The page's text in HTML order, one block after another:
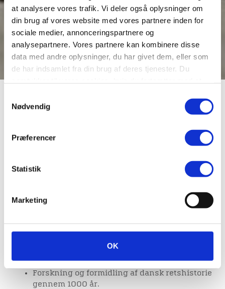
at analysere vores trafik. Vi deler også oplysninger om
din brug af vores website med vores partnere inden for
sociale medier, annonceringspartnere og
analysepartnere. Vores partnere kan kombinere disse
data med andre oplysninger, du har givet dem, eller som
de har indsamlet fra din brug af deres tjenester. Du
Nødvendig
Præferencer
Statistik
Marketing
OK
Dorte Kook Lyngholm
Arbejdsområder
Udvikling af kommende udstillinger til
Museum Wibergis.
Forskning og formidling af dansk retshistorie
gennem 1000 år.